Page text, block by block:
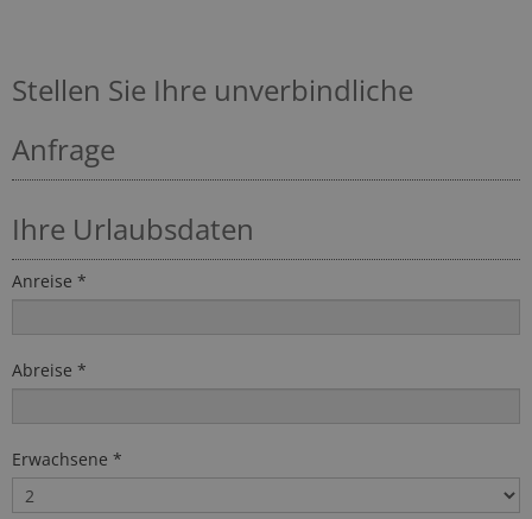
Stellen Sie Ihre unverbindliche
Anfrage
Ihre Urlaubsdaten
Anreise *
Abreise *
Erwachsene *